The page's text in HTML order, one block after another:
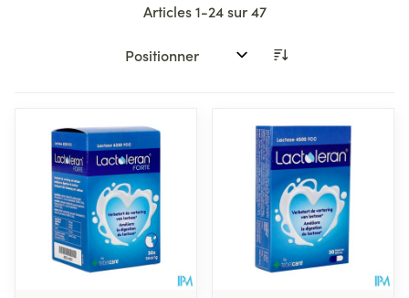
Articles1-24sur47
Trier par: